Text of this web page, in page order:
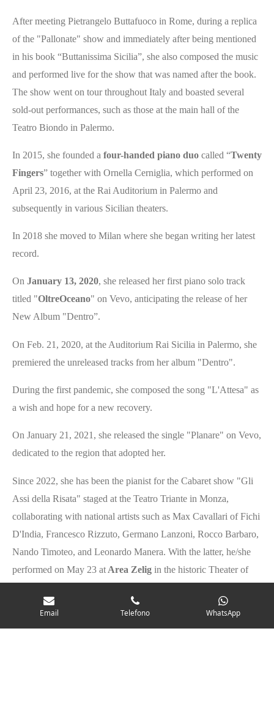
After meeting Pietrangelo Buttafuoco in Rome, during a replica
of the "Pallonate" show and immediately after being mentioned
in his book “Buttanissima Sicilia”, she also composed the music
and performed live for the show that was named after the book.
The show went on tour throughout Italy and boasted several
sold-out performances, such as those at the main hall of the
Teatro Biondo in Palermo.
In 2015, she founded a four-handed piano duo called “Twenty
Fingers” together with Ornella Cerniglia, which performed on
April 23, 2016, at the Rai Auditorium in Palermo and
subsequently in various Sicilian theaters.
In 2018 she moved to Milan where she began writing her latest
record.
On January 13, 2020, she released her first piano solo track
titled "OltreOceano" on Vevo, anticipating the release of her
New Album "Dentro”.
On Feb. 21, 2020, at the Auditorium Rai Sicilia in Palermo, she
premiered the unreleased tracks from her album "Dentro".
During the first pandemic, she composed the song "L'Attesa" as
a wish and hope for a new recovery.
On January 21, 2021, she released the single "Planare" on Vevo,
dedicated to the region that adopted her.
Since 2022, she has been the pianist for the Cabaret show "Gli
Assi della Risata" staged at the Teatro Triante in Monza,
collaborating with national artists such as Max Cavallari of Fichi
D'India, Francesco Rizzuto, Germano Lanzoni, Rocco Barbaro,
Nando Timoteo, and Leonardo Manera. With the latter, he/she
performed on May 23 at Area Zelig in the historic Theater of
Email Telefono WhatsApp